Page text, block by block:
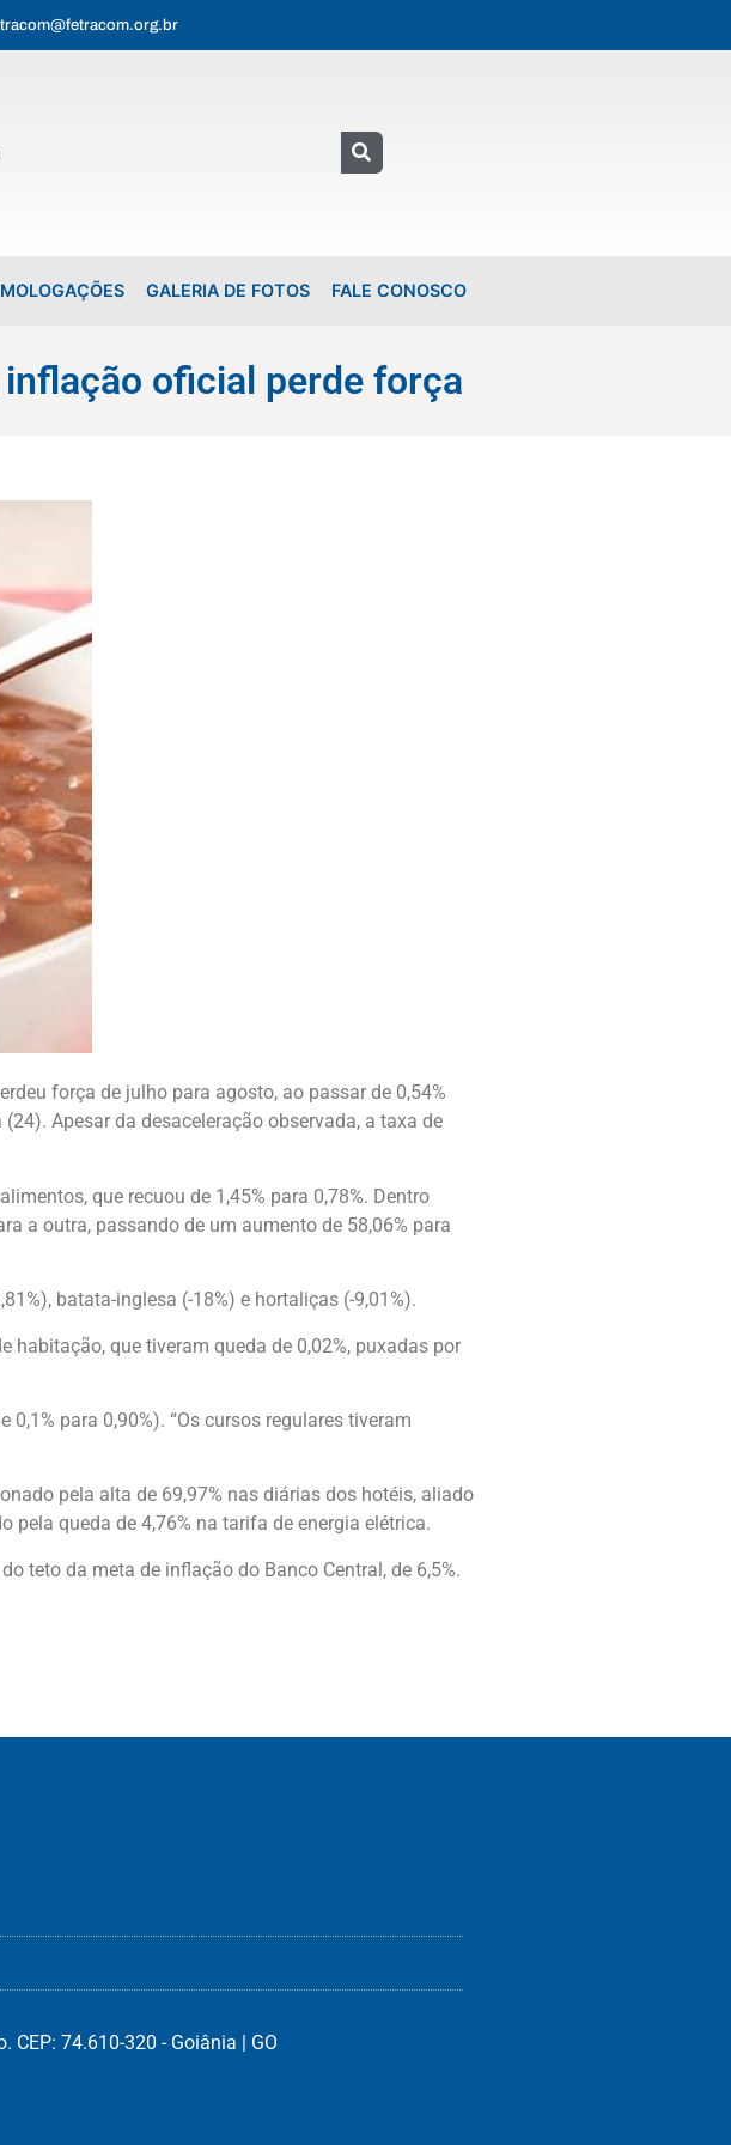
GALERIA DE FOTOS FALE CONOSCO
oficial perde força
força de julho para agosto, ao passar de 0,54%
Apesar da desaceleração observada, a taxa de
que recuou de 1,45% para 0,78%. Dentro
a outra, passando de um aumento de 58,06% para
batata-inglesa (-18%) e hortaliças (-9,01%).
habitação, que tiveram queda de 0,02%, puxadas por
para 0,90%). “Os cursos regulares tiveram
pela alta de 69,97% nas diárias dos hotéis, aliado
pela queda de 4,76% na tarifa de energia elétrica.
teto da meta de inflação do Banco Central, de 6,5%.
CEP: 74.610-320 - Goiânia | GO